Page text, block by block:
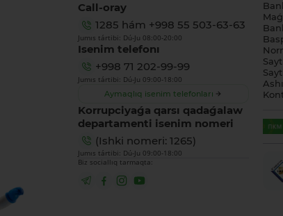
Call-oray
1285 hám +998 55 503-63-63
Jumıs tártibi: Dú-Ju 08:00-20:00
Isenim telefonı
+998 71 202-99-99
Jumıs tártibi: Dú-Ju 09:00-18:00
Aymaqlıq isenim telefonları
Korrupciyaǵa qarsı qadaǵalaw
departamenti isenim nomeri
(Ishki nomeri: 1265)
Jumıs tártibi: Dú-Ju 09:00-18:00
Biz sociallıq tarmaqta: